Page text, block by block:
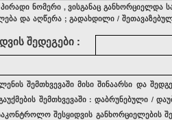
პირადი ნომერი ,ვისგანაც განხორციელდა
და აღწერა ;გადახდილი /
შედეგები :
შემთხვევაში მისი შინაარსი და
შემთხვევაში : დაბრუნებული /
შესყიდვის განხორციელების